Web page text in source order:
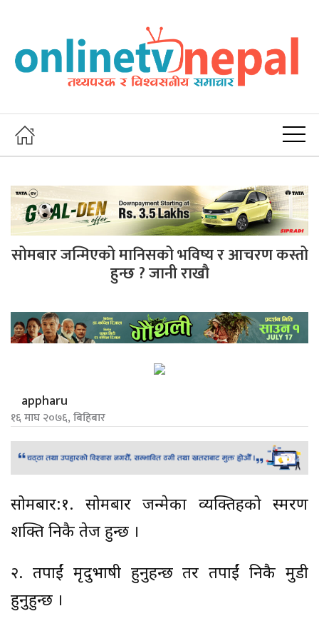
सोमबार जन्मिएको मानिसको भविष्य र आचरण कस्तो
हुन्छ ? जानी राखौ
appharu
१६ माघ २०७६, बिहिबार
सोमबार:१. सोमबार जन्मेका व्यक्तिहरुको स्मरण
शक्ति निकै तेज हुन्छ ।
२. तपाईं मृदुभाषी हुनुहन्छ तर तपाईं निकै मुडी
हुनुहुन्छ ।